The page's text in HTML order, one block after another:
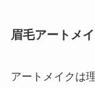
眉毛アートメ
アートメイクは